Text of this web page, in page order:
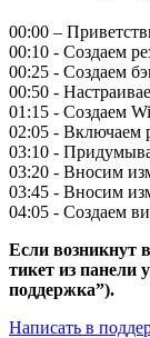
00:00 –
00:10 - Создаем
00:25 - Создаем
00:50 -
01:15 - Создаем
02:05 - Включаем
03:10 -
03:20 - Вносим
03:45 - Вносим
04:05 - Создаем
Если возникнут
тикет из панели
поддержка”).
Написать в